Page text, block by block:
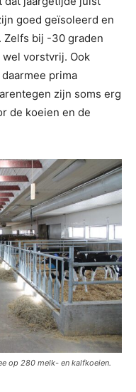
goed geïsoleerd en
Zelfs bij -30 graden
vorstvrij. Ook
prima
zijn soms erg
de koeien en de
op 280 melk- en kalfkoeien.